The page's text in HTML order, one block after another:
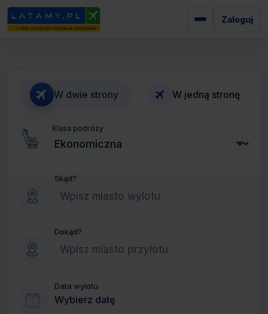
Zaloguj
W dwie strony W jedną stronę
Klasa podróży
Skąd?
Dokąd?
Data wylotu
Wybierz datę